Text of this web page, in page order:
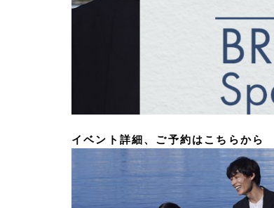
イベント詳細、ご予約はこちらから